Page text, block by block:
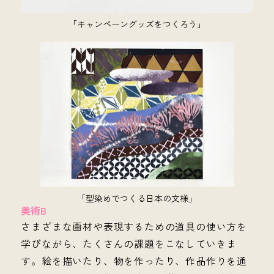
「キャンペーングッズをつくろう」
「型染めでつくる日本の文様」
美術B
さまざまな画材や表現するための道具の使い方を
学びながら、たくさんの課題をこなしていきま
す。絵を描いたり、物を作ったり、作品作りを通